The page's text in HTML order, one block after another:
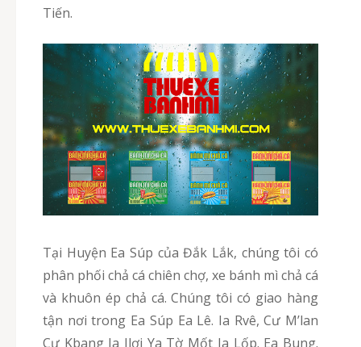
Tiến.
Tại Huyện Ea Súp của Đắk Lắk, chúng tôi có
phân phối chả cá chiên chợ, xe bánh mì chả cá
và khuôn ép chả cá. Chúng tôi có giao hàng
tận nơi trong Ea Súp Ea Lê. Ia Rvê, Cư M’lan
Cư Kbang Ia Jlơi Ya Tờ Mốt Ia Lốp. Ea Bung.